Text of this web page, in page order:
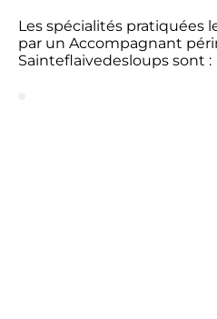
Les spécialités pratiquées
par un Accompagnant
Sainteflaivedesloups sont :